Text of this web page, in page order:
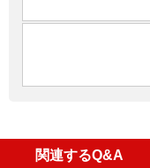
関連するQ&A